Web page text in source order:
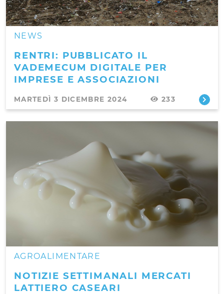
NEWS
RENTRI: PUBBLICATO IL
VADEMECUM DIGITALE PER
IMPRESE E ASSOCIAZIONI
MARTEDÌ 3 DICEMBRE 2024 233
AGROALIMENTARE
NOTIZIE SETTIMANALI MERCATI
LATTIERO CASEARI